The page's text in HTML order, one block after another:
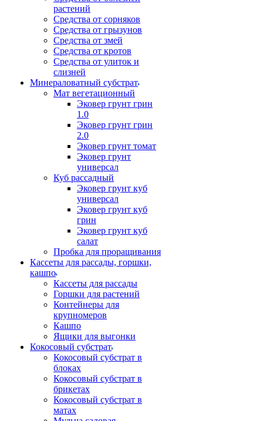
растений
Средства от сорняков
Средства от грызунов
Средства от змей
Средства от кротов
Средства от улиток и
слизней
Минераловатный субстрат
Мат вегетационный
Эковер грунт грин
1.0
Эковер грунт грин
2.0
Эковер грунт томат
Эковер грунт
универсал
Куб рассадный
Эковер грунт куб
универсал
Эковер грунт куб
грин
Эковер грунт куб
салат
Пробка для проращивания
Кассеты для рассады, горшки,
кашпо
Кассеты для рассады
Горшки для растений
Контейнеры для
крупномеров
Кашпо
Ящики для выгонки
Кокосовый субстрат
Кокосовый субстрат в
блоках
Кокосовый субстрат в
брикетах
Кокосовый субстрат в
матах